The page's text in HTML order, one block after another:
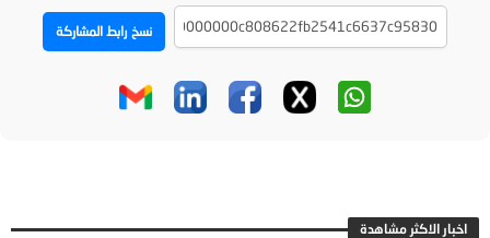
نسخ رابط المشاركة
اخبار الاكثر مشاهدة